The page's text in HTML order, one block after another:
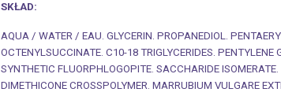
SKŁAD:
AQUA / WATER / EAU. GLYCERIN. PROPANEDIOL.
OCTENYLSUCCINATE. C10-18 TRIGLYCERIDES.
SYNTHETIC FLUORPHLOGOPITE. SACCHARIDE
DIMETHICONE CROSSPOLYMER. MARRUBIUM VULGARE